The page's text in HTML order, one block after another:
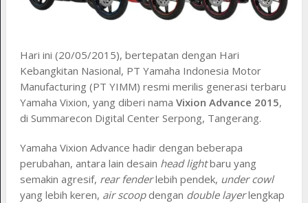
Hari ini (20/05/2015), bertepatan dengan Hari
Kebangkitan Nasional, PT Yamaha Indonesia Motor
Manufacturing (PT YIMM) resmi merilis generasi terbaru
Yamaha Vixion, yang diberi nama Vixion Advance 2015,
di Summarecon Digital Center Serpong, Tangerang.
Yamaha Vixion Advance hadir dengan beberapa
perubahan, antara lain desain head lightbaru yang
semakin agresif, rear fenderlebih pendek, under cowl
yang lebih keren, air scoopdengan double layerlengkap